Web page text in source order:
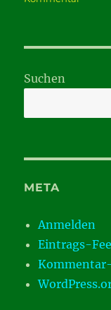
Suchen
META
Anmelden
Eintrags-